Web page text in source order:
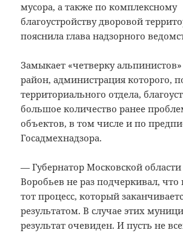
мусора, а также по комплексному
благоустройству дворовой
пояснила глава надзорного
Замыкает «четверку
район, администрация которого,
территориального отдела,
большое количество ранее
объектов, в том числе и по
Госадмехнадзора.
— Губернатор Московской
Воробьев не раз подчеркивал,
тот процесс, который
результатом. В случае этих
результат очевиден. И пусть не